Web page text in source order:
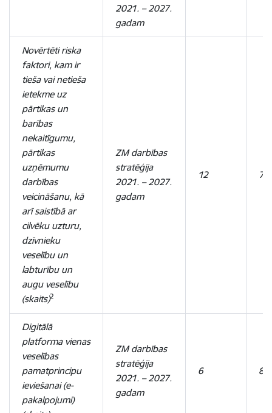
2021. – 2027.
gadam
Novērtēti riska
faktori, kam ir
tieša vai netieša
ietekme uz
pārtikas un
barības
nekaitīgumu,
pārtikas
uzņēmumu
darbības
veicināšanu, kā
arī saistībā ar
cilvēku uzturu,
dzīvnieku
veselību un
labturību un
augu veselību
(skaits)2
ZM darbības
stratēģija
2021. – 2027.
gadam
12 7
Digitālā
platforma vienas
veselības
pamatprincipu
ieviešanai (e-
pakalpojumi)
ZM darbības
stratēģija
2021. – 2027.
gadam
6 8